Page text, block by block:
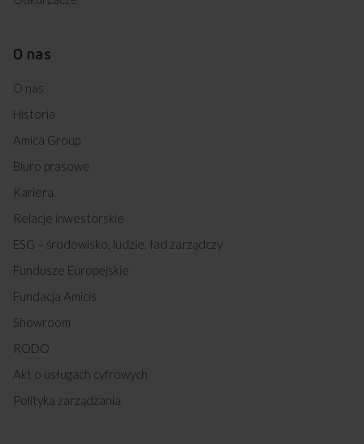
O nas
O nas
Historia
Amica Group
Biuro prasowe
Kariera
Relacje inwestorskie
ESG – środowisko, ludzie, ład zarządczy
Fundusze Europejskie
Fundacja Amicis
Showroom
RODO
Akt o usługach cyfrowych
Polityka zarządzania